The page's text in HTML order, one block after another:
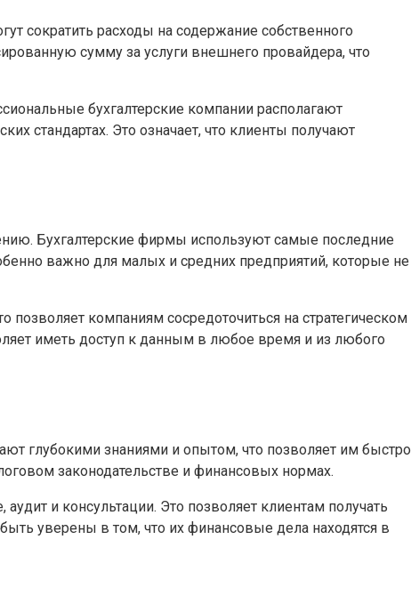
сократить расходы на содержание собственного
сумму за услуги внешнего провайдера, что
бухгалтерские компании располагают
стандартах. Это означает, что клиенты получают
Бухгалтерские фирмы используют самые последние
важно для малых и средних предприятий, которые не
компаниям сосредоточиться на стратегическом
иметь доступ к данным в любое время и из любого
глубокими знаниями и опытом, что позволяет им быстро
законодательстве и финансовых нормах.
и консультации. Это позволяет клиентам получать
уверены в том, что их финансовые дела находятся в